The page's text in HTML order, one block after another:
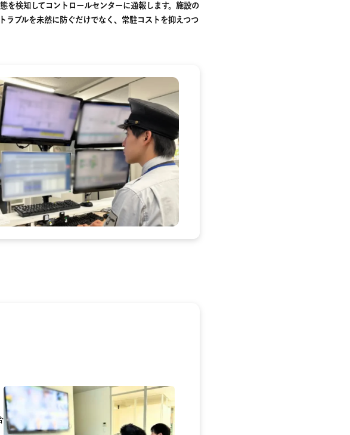
を検知してコントロールセンターに通報します。施設の
ラブルを未然に防ぐだけでなく、常駐コストを抑えつつ